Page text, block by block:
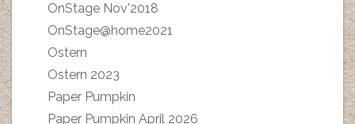
OnStage Nov'2018
OnStage@home2021
Ostern
Ostern 2023
Paper Pumpkin
Paper Pumpkin April 2026